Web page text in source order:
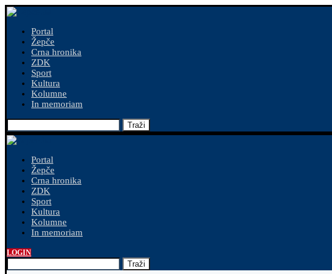
Portal
Žepče
Crna hronika
ZDK
Sport
Kultura
Kolumne
In memoriam
Traži
Portal
Žepče
Crna hronika
ZDK
Sport
Kultura
Kolumne
In memoriam
LOGIN
Traži